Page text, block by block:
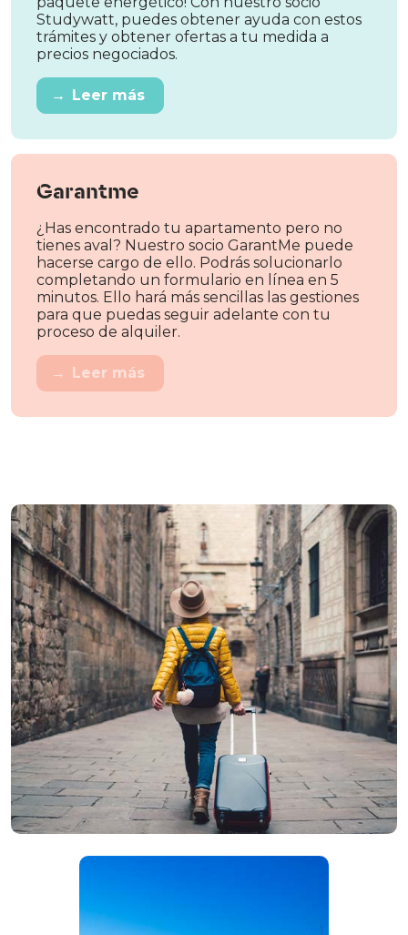
Studywatt, puedes obtener ayuda con estos
trámites y obtener ofertas a tu medida a
precios negociados.
→ Leer más
Garantme
¿Has encontrado tu apartamento pero no
tienes aval? Nuestro socio GarantMe puede
hacerse cargo de ello. Podrás solucionarlo
completando un formulario en línea en 5
minutos. Ello hará más sencillas las gestiones
para que puedas seguir adelante con tu
proceso de alquiler.
→ Leer más